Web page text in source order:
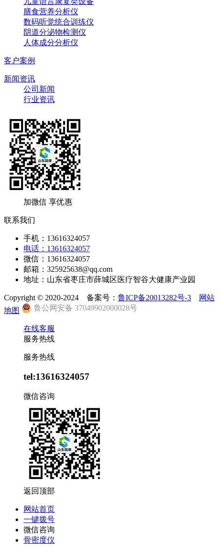
膳食营养分析仪
数码听觉统合训练仪
阴道分泌物检测仪
人体成分分析仪
客户案例
新闻资讯
公司新闻
行业资讯
加微信 享优惠
联系我们
手机：13616324057
电话：13616324057
微信：13616324057
邮箱：325925638@qq.com
地址：山东省枣庄市薛城区医疗智谷大健康产业园
Copyright © 2020-2024 备案号： 鲁ICP备20013282号-3
网站
地图
鲁公网安备 37049902000028号
在线客服
服务热线
服务热线
tel:13616324057
微信咨询
返回顶部
网站首页
一键拨号
微信咨询
骨密度仪